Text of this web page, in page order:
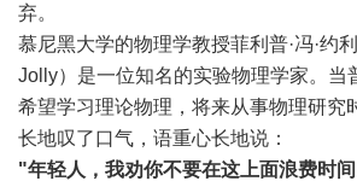
弃。
慕尼黑大学的物理学教授菲利普·冯·约
Jolly）是一位知名的实验物理学家。当
希望学习理论物理，将来从事物理研究
长地叹了口气，语重心长地说：
"年轻人，我劝你不要在这上面浪费时